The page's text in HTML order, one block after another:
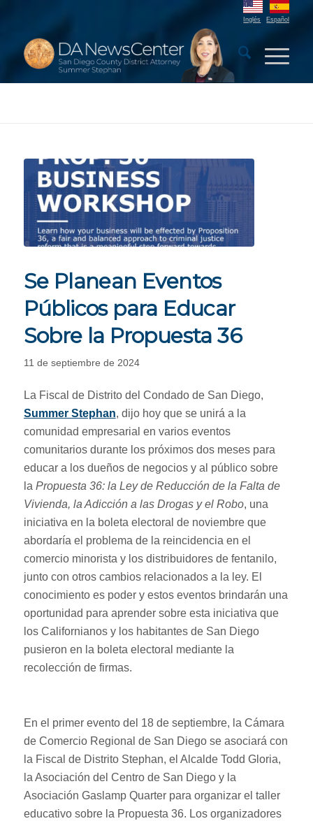
Inglés Español
Se Planean Eventos
Públicos para Educar
Sobre la Propuesta 36
11 de septiembre de 2024
La Fiscal de Distrito del Condado de San Diego,
Summer Stephan, dijo hoy que se unirá a la
comunidad empresarial en varios eventos
comunitarios durante los próximos dos meses para
educar a los dueños de negocios y al público sobre
la Propuesta 36: la Ley de Reducción de la Falta de
Vivienda, la Adicción a las Drogas y el Robo, una
iniciativa en la boleta electoral de noviembre que
abordaría el problema de la reincidencia en el
comercio minorista y los distribuidores de fentanilo,
junto con otros cambios relacionados a la ley. El
conocimiento es poder y estos eventos brindarán una
oportunidad para aprender sobre esta iniciativa que
los Californianos y los habitantes de San Diego
pusieron en la boleta electoral mediante la
recolección de firmas.
En el primer evento del 18 de septiembre, la Cámara
de Comercio Regional de San Diego se asociará con
la Fiscal de Distrito Stephan, el Alcalde Todd Gloria,
la Asociación del Centro de San Diego y la
Asociación Gaslamp Quarter para organizar el taller
educativo sobre la Propuesta 36. Los organizadores